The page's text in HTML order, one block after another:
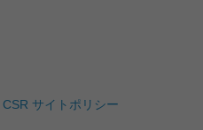
CSR サイトポリシー